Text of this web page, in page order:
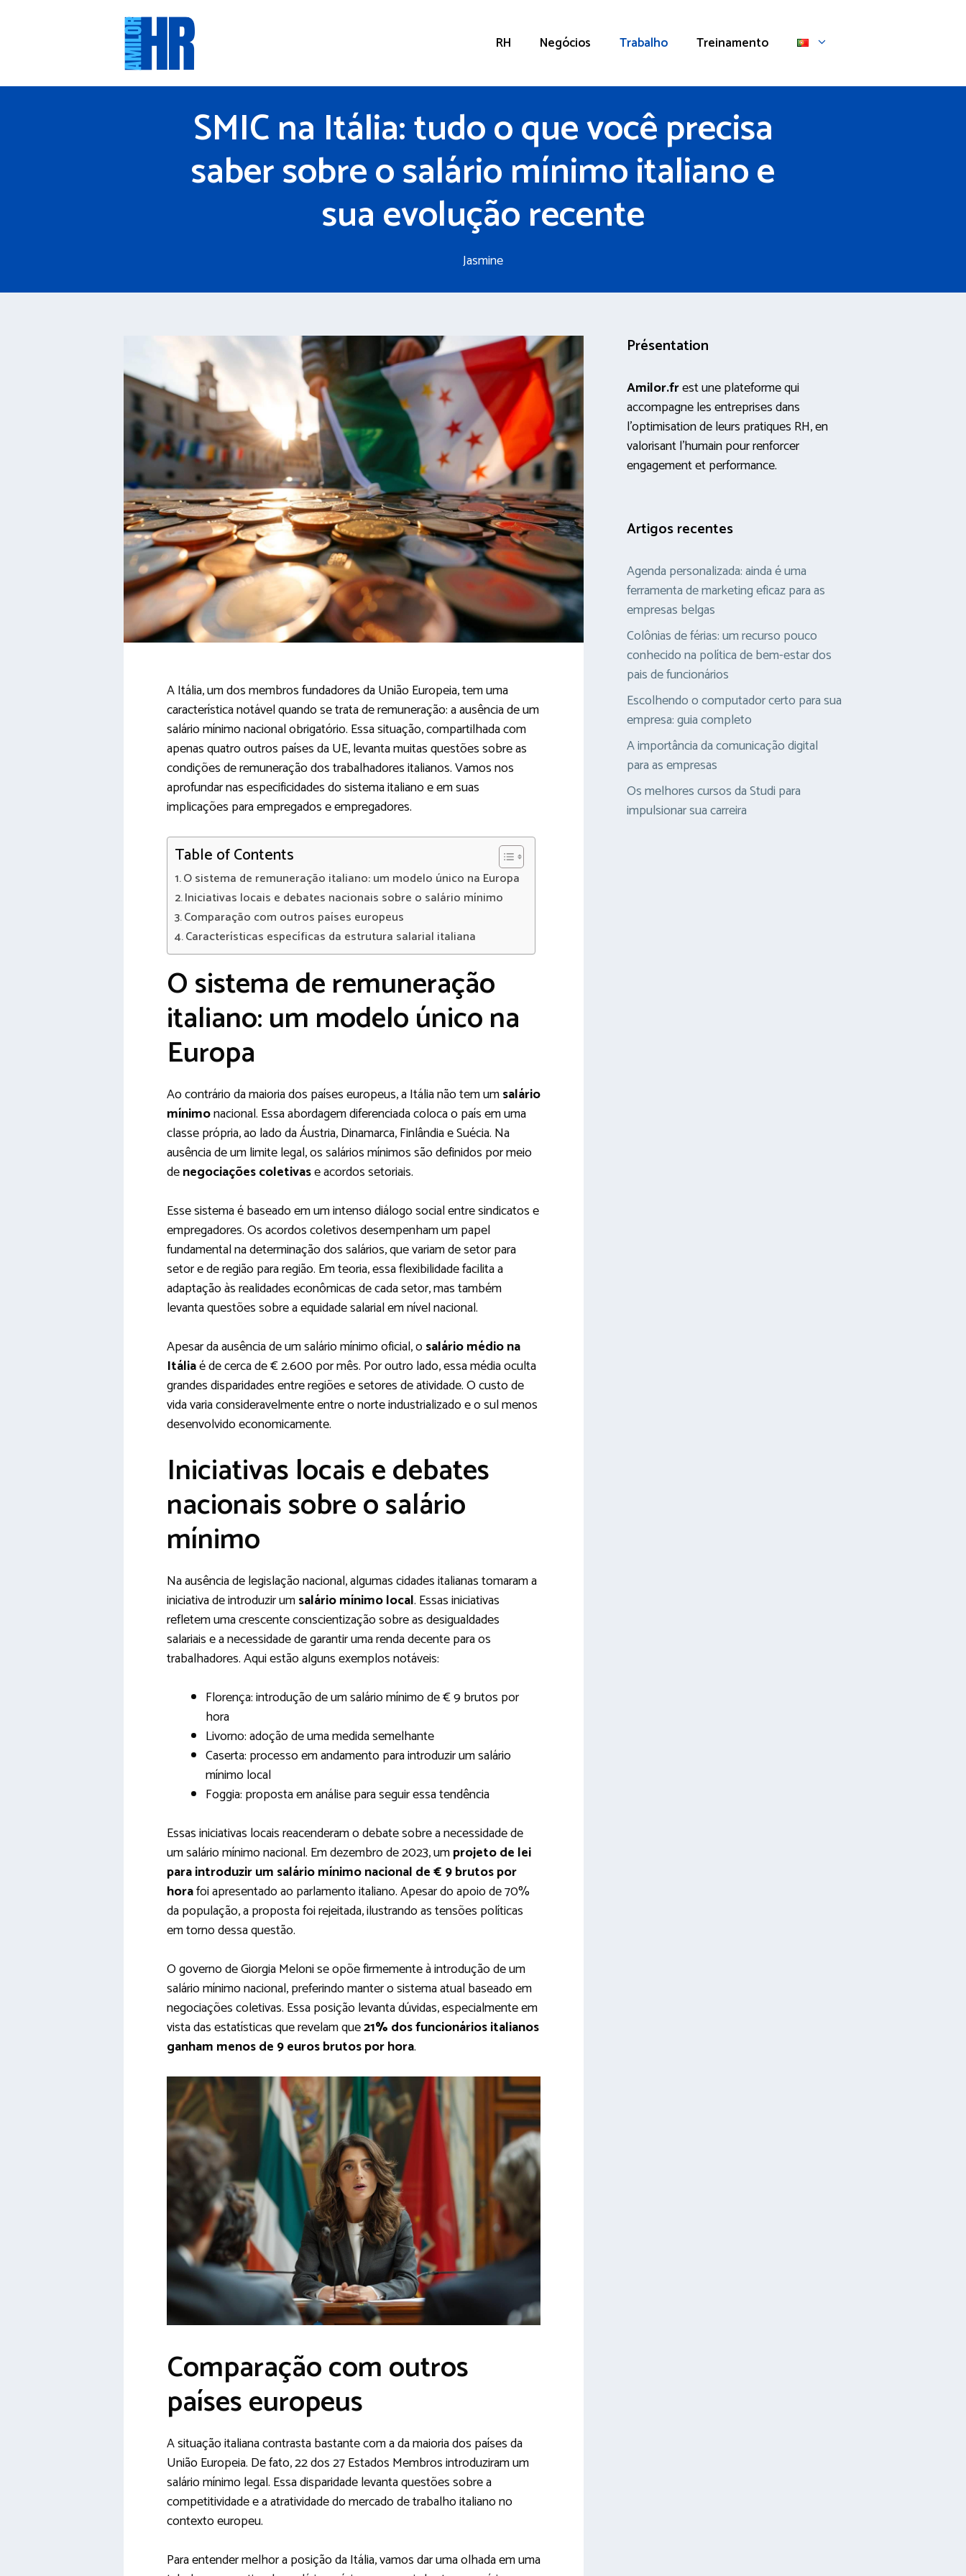
RH Negócios Trabalho Treinamento
SMIC na Itália: tudo o que você precisa
saber sobre o salário mínimo italiano e
sua evolução recente
Jasmine
A Itália, um dos membros fundadores da União Europeia, tem uma
característica notável quando se trata de remuneração: a ausência de um
salário mínimo nacional obrigatório. Essa situação, compartilhada com
apenas quatro outros países da UE, levanta muitas questões sobre as
condições de remuneração dos trabalhadores italianos. Vamos nos
aprofundar nas especificidades do sistema italiano e em suas
implicações para empregados e empregadores.
Table of Contents
O sistema de remuneração italiano: um modelo único na Europa
Iniciativas locais e debates nacionais sobre o salário mínimo
Comparação com outros países europeus
Características específicas da estrutura salarial italiana
O sistema de remuneração
italiano: um modelo único na
Europa
Ao contrário da maioria dos países europeus, a Itália não tem umsalário
mínimonacional. Essa abordagem diferenciada coloca o país em uma
classe própria, ao lado da Áustria, Dinamarca, Finlândia e Suécia. Na
ausência de um limite legal, os salários mínimos são definidos por meio
denegociações coletivase acordos setoriais.
Esse sistema é baseado em um intenso diálogo social entre sindicatos e
empregadores. Os acordos coletivos desempenham um papel
fundamental na determinação dos salários, que variam de setor para
setor e de região para região. Em teoria, essa flexibilidade facilita a
adaptação às realidades econômicas de cada setor, mas também
levanta questões sobre a equidade salarial em nível nacional.
Apesar da ausência de um salário mínimo oficial, osalário médio na
Itáliaé de cerca de € 2.600 por mês. Por outro lado, essa média oculta
grandes disparidades entre regiões e setores de atividade. O custo de
vida varia consideravelmente entre o norte industrializado e o sul menos
desenvolvido economicamente.
Iniciativas locais e debates
nacionais sobre o salário
mínimo
Na ausência de legislação nacional, algumas cidades italianas tomaram a
iniciativa de introduzir umsalário mínimo local. Essas iniciativas
refletem uma crescente conscientização sobre as desigualdades
salariais e a necessidade de garantir uma renda decente para os
trabalhadores. Aqui estão alguns exemplos notáveis:
Florença: introdução de um salário mínimo de € 9 brutos por
hora
Livorno: adoção de uma medida semelhante
Caserta: processo em andamento para introduzir um salário
mínimo local
Foggia: proposta em análise para seguir essa tendência
Essas iniciativas locais reacenderam o debate sobre a necessidade de
um salário mínimo nacional. Em dezembro de 2023, umprojeto de lei
para introduzir um salário mínimo nacional de € 9 brutos por
horafoi apresentado ao parlamento italiano. Apesar do apoio de 70%
da população, a proposta foi rejeitada, ilustrando as tensões políticas
em torno dessa questão.
O governo de Giorgia Meloni se opõe firmemente à introdução de um
salário mínimo nacional, preferindo manter o sistema atual baseado em
negociações coletivas. Essa posição levanta dúvidas, especialmente em
vista das estatísticas que revelam que21% dos funcionários italianos
ganham menos de 9 euros brutos por hora.
Comparação com outros
países europeus
A situação italiana contrasta bastante com a da maioria dos países da
União Europeia. De fato, 22 dos 27 Estados Membros introduziram um
salário mínimo legal. Essa disparidade levanta questões sobre a
competitividade e a atratividade do mercado de trabalho italiano no
contexto europeu.
Para entender melhor a posição da Itália, vamos dar uma olhada em uma
Présentation
Amilor.frest une plateforme qui
accompagne les entreprises dans
l’optimisation de leurs pratiques RH, en
valorisant l’humain pour renforcer
engagement et performance.
Artigos recentes
Agenda personalizada: ainda é uma
ferramenta de marketing eficaz para as
empresas belgas
Colônias de férias: um recurso pouco
conhecido na política de bem-estar dos
pais de funcionários
Escolhendo o computador certo para sua
empresa: guia completo
A importância da comunicação digital
para as empresas
Os melhores cursos da Studi para
impulsionar sua carreira